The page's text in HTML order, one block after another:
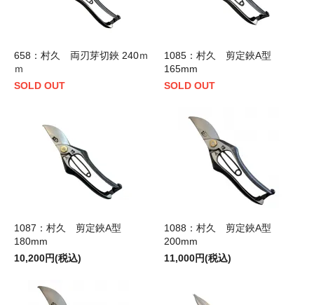
658：村久 両刃芽切鋏 240ｍ
ｍ
SOLD OUT
1085：村久 剪定鋏A型
165mm
SOLD OUT
1087：村久 剪定鋏A型
180mm
10,200円(税込)
1088：村久 剪定鋏A型
200mm
11,000円(税込)